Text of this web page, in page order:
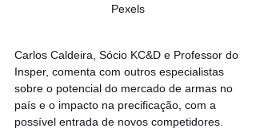
Pexels
Carlos Caldeira, Sócio KC&D e Professor do
Insper, comenta com outros especialistas
sobre o potencial do mercado de armas no
país e o impacto na precificação, com a
possível entrada de novos competidores.